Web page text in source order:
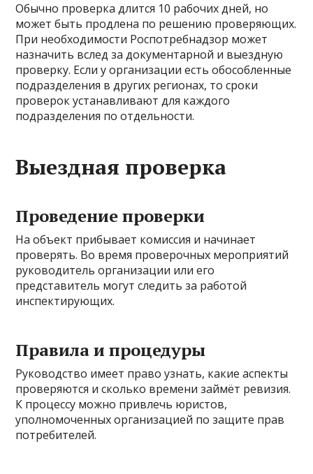
Обычно проверка длится 10 рабочих дней, но
может быть продлена по решению проверяющих.
При необходимости Роспотребнадзор может
назначить вслед за документарной и выездную
проверку. Если у организации есть обособленные
подразделения в других регионах, то сроки
проверок устанавливают для каждого
подразделения по отдельности.
Выездная проверка
Проведение проверки
На объект прибывает комиссия и начинает
проверять. Во время проверочных мероприятий
руководитель организации или его
представитель могут следить за работой
инспектирующих.
Правила и процедуры
Руководство имеет право узнать, какие аспекты
проверяются и сколько времени займёт ревизия.
К процессу можно привлечь юристов,
уполномоченных организацией по защите прав
потребителей.